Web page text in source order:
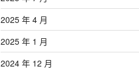
2025 年 4 月
2025 年 1 月
2024 年 12 月